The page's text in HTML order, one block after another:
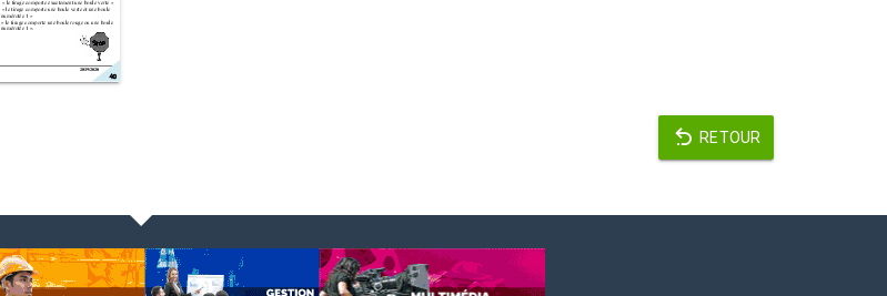
RETOUR